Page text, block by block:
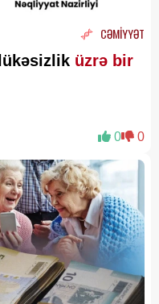
CƏMİYYƏT
üzrə bir
0 0